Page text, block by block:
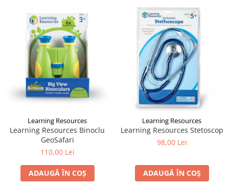
Learning Resources
Learning Resources Binoclu
GeoSafari
110,00 Lei
ADAUGĂ ÎN COȘ
Learning Resources
Learning Resources Stetoscop
98,00 Lei
ADAUGĂ ÎN COȘ